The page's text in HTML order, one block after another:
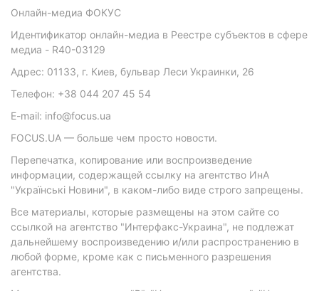
Онлайн-медиа ФОКУС
Идентификатор онлайн-медиа в Реестре субъектов в сфере
медиа - R40-03129
Адрес: 01133, г. Киев, бульвар Леси Украинки, 26
Телефон: +38 044 207 45 54
E-mail: info@focus.ua
FOCUS.UA — больше чем просто новости.
Перепечатка, копирование или воспроизведение
информации, содержащей ссылку на агентство ИнА
"Українські Новини", в каком-либо виде строго запрещены.
Все материалы, которые размещены на этом сайте со
ссылкой на агентство "Интерфакс-Украина", не подлежат
дальнейшему воспроизведению и/или распространению в
любой форме, кроме как с письменного разрешения
агентства.